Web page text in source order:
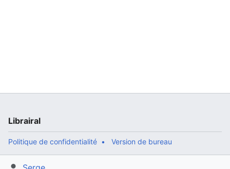
Librairal
Politique de confidentialité Version de bureau